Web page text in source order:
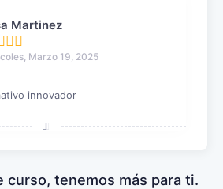
Martinez
Marzo 19, 2025
innovador
curso, tenemos más para ti.